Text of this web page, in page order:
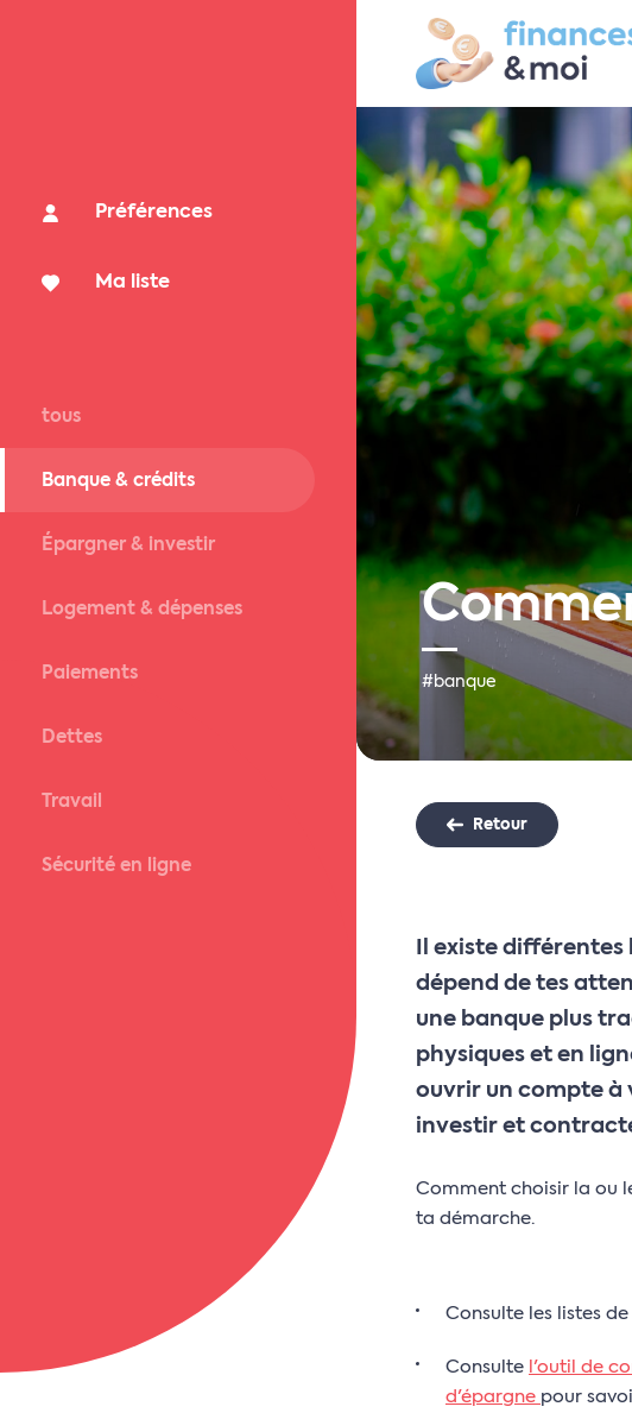
Préférences
Ma liste
tous
Banque & crédits
Épargner & investir
Logement & dépenses
Paiements
Dettes
Travail
Sécurité en ligne
#banque
Retour
Il existe
dépend de tes
une banque plus
physiques et en
ouvrir un compte à
investir et
Comment choisir la ou
ta démarche.
Consulte les listes
Consulte l'outil de
d'épargne pour